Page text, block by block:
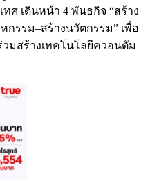
ศ เดินหน้า 4 พันธกิจ “สร้าง
กรรม–สร้างนวัตกรรม” เพื่อ
มสร้างเทคโนโลยีควอนตัม